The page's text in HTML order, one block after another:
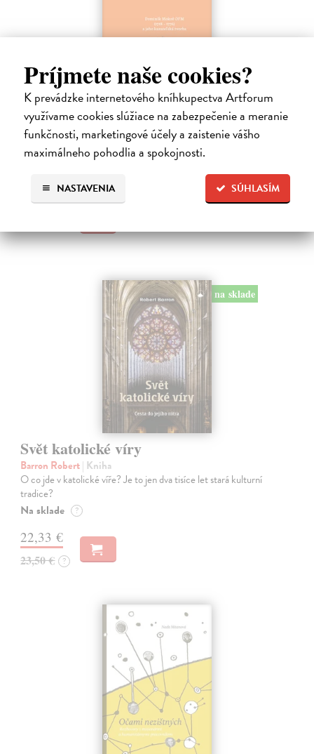
Príjmete naše cookies?
K prevádzke internetového kníhkupectva Artforum
využívame cookies slúžiace na zabezpečenie a meranie
funkčnosti, marketingové účely a zaistenie vášho
maximálneho pohodlia a spokojnosti.
SÚHLASÍM
NASTAVENIA
Dominik Mokoš OFM (1718-1776) a jeho
kazateľská tvorba
Škovierová Angela| Kniha
Ide o titul, ktorým naše vydavateľstvo pokračuje v mapovaní
františkánskeho príspevku k našej kultúre. Františkán Dominik
Mokoš patril medzi najplodnejších a najpozoruhodnejších slovenských
Zasielame do 14 dní
na sklade
Svět katolické víry
Barron Robert| Kniha
O co jde v katolické víře? Je to jen dva tisíce let stará kulturní
tradice?
Na sklade ?
22,33 €
23,50 € ?